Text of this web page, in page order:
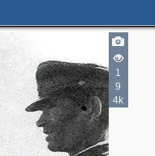
1
9
4k
3
4
2